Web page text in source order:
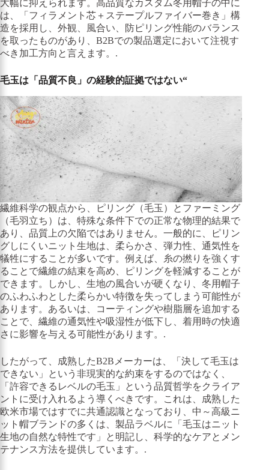
大幅に抑えられます。高品質なカスタム冬用帽子の中に
は、「フィラメント芯＋ステープルファイバー巻き」構
造を採用し、外観、風合い、防ピリング性能のバランス
を取ったものがあり、B2Bでの製品選定において注視す
べき加工方向と言えます。.
毛玉は「品質不良」の経験的証拠ではない“
繊維科学の観点から、ピリング（毛玉）とファーミング
（毛羽立ち）は、特殊な条件下での正常な物理的結果で
あり、品質上の欠陥ではありません。一般的に、ピリン
グしにくいニット生地は、柔らかさ、弾力性、通気性を
犠牲にすることが多いです。例えば、糸の撚りを強くす
ることで繊維の結束を高め、ピリングを軽減することが
できます。しかし、生地の風合いが硬くなり、冬用帽子
のふわふわとした柔らかい特徴を失ってしまう可能性が
あります。あるいは、コーティングや樹脂層を追加する
ことで、繊維の通気性や吸湿性が低下し、着用時の快適
さに影響を与える可能性があります。.
したがって、成熟したB2Bメーカーは、「決して毛玉は
できない」という非現実的な約束をするのではなく、
「許容できるレベルの毛玉」という品質哲学をクライア
ントに受け入れるよう導くべきです。これは、成熟した
欧米市場ではすでに共通認識となっており、中～高級ニ
ット帽ブランドの多くは、製品ラベルに「毛玉はニット
生地の自然な特性です」と明記し、科学的なケアとメン
テナンス方法を提供しています。.